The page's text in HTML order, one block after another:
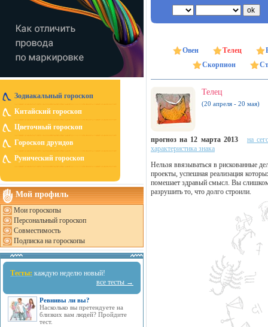
Зодиакальный гороскоп
Китайский гороскоп
Цветочный гороскоп
Гороскоп друидов
Рунический гороскоп
Мой профиль
Мои гороскопы
Персональный гороскоп
Совместимость
Подписка на гороскопы
Тесты: каждую неделю новый!
все тесты →
Ревнивы ли вы?
Насколько вы претендуете на
близких вам людей? Пройдите
тест.
Овен Телец
Скорпион
Телец
(20 апреля - 20 мая)
прогноз на 12 марта 2013
на
характеристика знака
Нельзя ввязываться в рискованные
проекты, успешная реализация
помешает здравый смысл. Вы
разрушить то, что долго строили.